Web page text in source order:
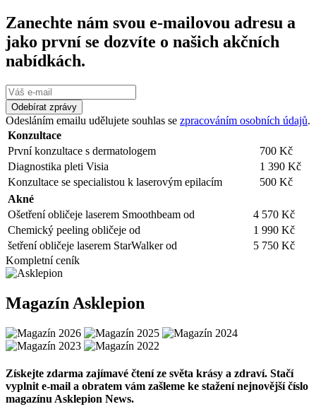
Zanechte nám svou e-mailovou adresu a
jako první se dozvíte o našich akčních
nabídkách.
Odebírat zprávy
Odesláním emailu udělujete souhlas se zpracováním osobních údajů.
Konzultace
První konzultace s dermatologem
700 Kč
Diagnostika pleti Visia
1 390 Kč
Konzultace se specialistou k laserovým epilacím
500 Kč
Akné
Ošetření obličeje laserem Smoothbeam od
4 570 Kč
Chemický peeling obličeje od
1 990 Kč
šetření obličeje laserem StarWalker od
5 750 Kč
Kompletní ceník
Magazín Asklepion
Získejte zdarma zajímavé čtení ze světa krásy a zdraví. Stačí
vyplnit e-mail a obratem vám zašleme ke stažení nejnovější číslo
magazínu Asklepion News.